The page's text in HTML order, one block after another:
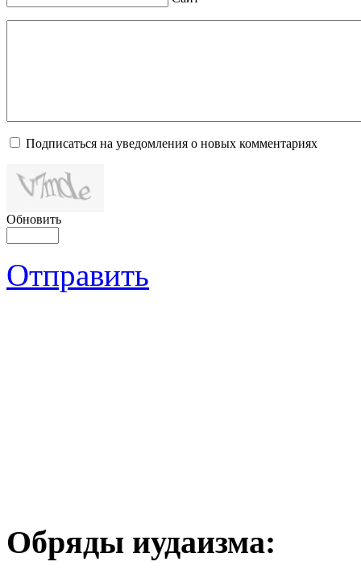
Подписаться на уведомления о новых комментариях
Обновить
Отправить
Обряды иудаизма: